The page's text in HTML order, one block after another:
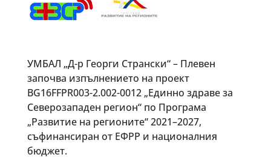
УМБАЛ „Д-р Георги Странски“ – Плевен
започва изпълнението на проект
BG16FFPR003-2.002-0012 „Единно здраве за
Северозападен регион“ по Програма
„Развитие на регионите“ 2021–2027,
съфинансиран от ЕФРР и националния
бюджет.